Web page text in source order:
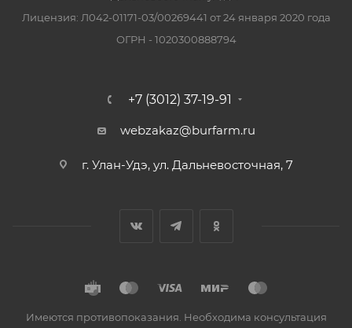
Лицензия: Л042-01171-03/00269441 от 24 января 2020 года
ОГРН - 1020300888794
+7 (3012) 37-19-91
webzakaz@burfarm.ru
г. Улан-Удэ, ул. Дальневосточная, 7
Имеются противопоказания. Необходима консультация